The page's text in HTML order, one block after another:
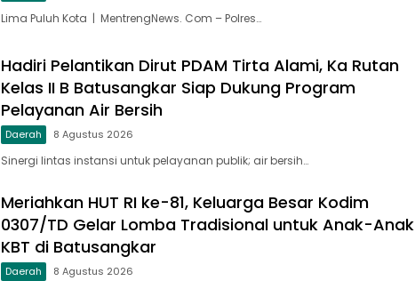
Lima Puluh Kota | MentrengNews. Com – Polres…
Hadiri Pelantikan Dirut PDAM Tirta Alami, Ka Rutan
Kelas II B Batusangkar Siap Dukung Program
Pelayanan Air Bersih
Daerah 8 Agustus 2026
Sinergi lintas instansi untuk pelayanan publik; air bersih…
Meriahkan HUT RI ke-81, Keluarga Besar Kodim
0307/TD Gelar Lomba Tradisional untuk Anak-Anak
KBT di Batusangkar
Daerah 8 Agustus 2026